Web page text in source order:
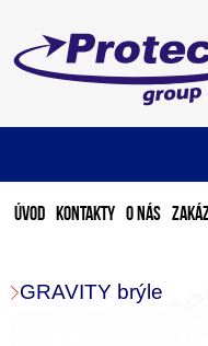
GRAVITY brýle
Úvod Kontakty O nás